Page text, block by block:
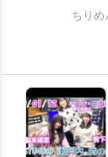
ちり